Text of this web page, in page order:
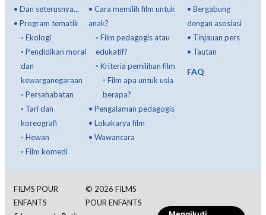
• Dan seterusnya...
• Program tematik
◦ Ekologi
◦ Pendidikan moral
dan
kewarganegaraan
◦ Persahabatan
◦ Tari dan
koreografi
◦ Hewan
◦ Film komedi
• Cara memilih film untuk
anak?
◦ Film pedagogis atau
edukatif?
◦ Kriteria pemilihan film
◦ Film apa untuk usia
berapa?
• Pengalaman pedagogis
• Lokakarya film
• Wawancara
•Bergabung
dengan asosiasi
• Tinjauan pers
• Tautan
FAQ
FILMS POUR
ENFANTS
© 2026 FILMS
POUR ENFANTS